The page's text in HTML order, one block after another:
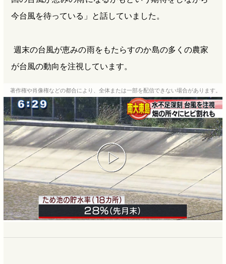
今台風を待っている」と話していました。
週末の台風が恵みの雨をもたらすのか島の多くの農家
が台風の動向を注視しています。
著作権や肖像権などの都合により、全体または一部を配信できない場合があります。